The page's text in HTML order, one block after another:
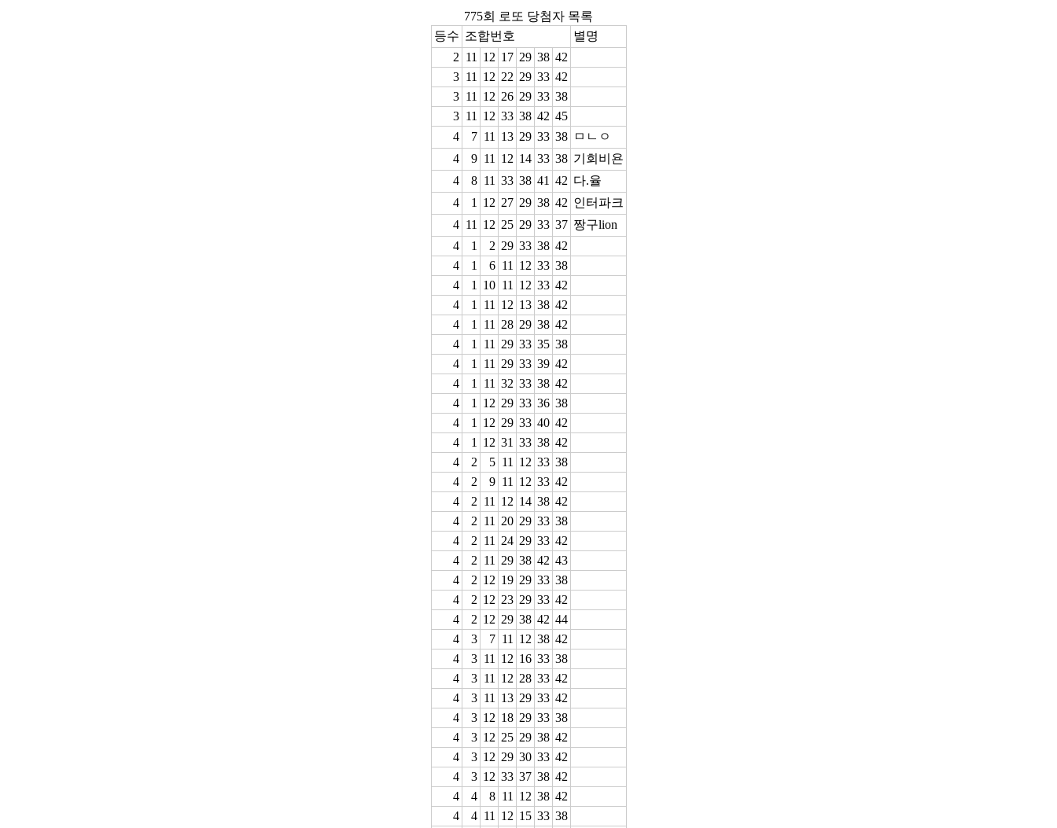
775회 로또 당첨자 목록
등수 조합번호
별명
2 11 12 17 29 38 42
3 11 12 22 29 33 42
3 11 12 26 29 33 38
3 11 12 33 38 42 45
4
7 11 13 29 33 38
ㅁㄴㅇ
4
9 11 12 14 33 38 기회비욘
4
8 11 33 38 41 42 다.율
4
1 12 27 29 38 42 인터파크
4 11 12 25 29 33 37 짱구lion
4
1 2 29 33 38 42
4
1 6 11 12 33 38
4
1 10 11 12 33 42
4
1 11 12 13 38 42
4
1 11 28 29 38 42
4
1 11 29 33 35 38
4
1 11 29 33 39 42
4
1 11 32 33 38 42
4
1 12 29 33 36 38
4
1 12 29 33 40 42
4
1 12 31 33 38 42
4
2 5 11 12 33 38
4
2 9 11 12 33 42
4
2 11 12 14 38 42
4
2 11 20 29 33 38
4
2 11 24 29 33 42
4
2 11 29 38 42 43
4
2 12 19 29 33 38
4
2 12 23 29 33 42
4
2 12 29 38 42 44
4
3 7 11 12 38 42
4
3 11 12 16 33 38
4
3 11 12 28 33 42
4
3 11 13 29 33 42
4
3 12 18 29 33 38
4
3 12 25 29 38 42
4
3 12 29 30 33 42
4
3 12 33 37 38 42
4
4 8 11 12 38 42
4
4 11 12 15 33 38